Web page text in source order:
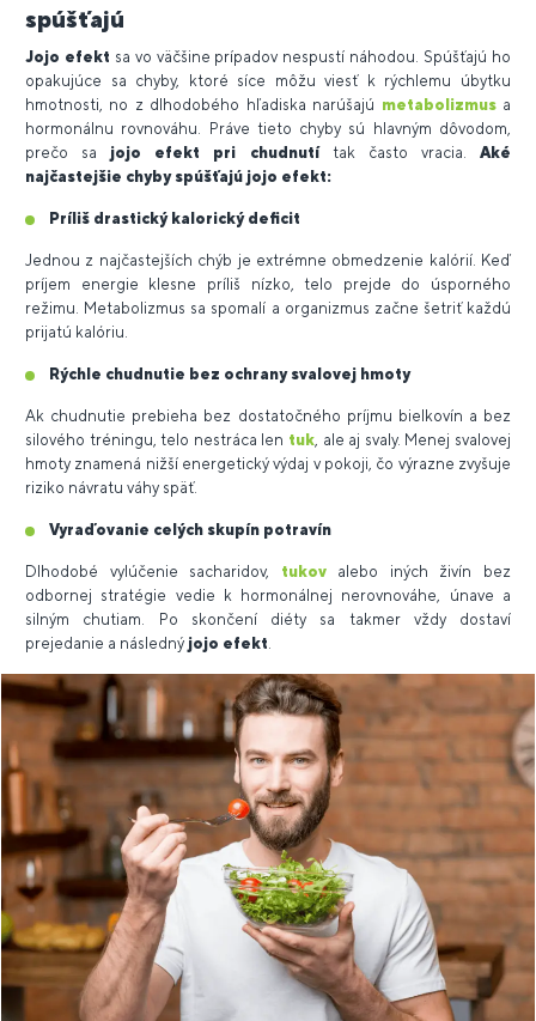
spúšťajú
Jojo efekt sa vo väčšine prípadov nespustí náhodou. Spúšťajú ho
opakujúce sa chyby, ktoré síce môžu viesť k rýchlemu úbytku
hmotnosti, no z dlhodobého hľadiska narúšajú metabolizmusa
hormonálnu rovnováhu. Práve tieto chyby sú hlavným dôvodom,
prečo sa jojo efekt pri chudnutítak často vracia.Aké
najčastejšie chyby spúšťajú jojo efekt:
Príliš drastický kalorický deficit
Jednou z najčastejších chýb je extrémne obmedzenie kalórií. Keď
príjem energie klesne príliš nízko, telo prejde do úsporného
režimu. Metabolizmus sa spomalí a organizmus začne šetriť každú
prijatú kalóriu.
Rýchle chudnutie bez ochrany svalovej hmoty
Ak chudnutie prebieha bez dostatočného príjmu bielkovín a bez
silového tréningu, telo nestráca len tuk , ale aj svaly. Menej svalovej
hmoty znamená nižší energetický výdaj v pokoji, čo výrazne zvyšuje
riziko návratu váhy späť.
Vyraďovanie celých skupín potravín
Dlhodobé vylúčenie sacharidov, tukovalebo iných živín bez
odbornej stratégie vedie k hormonálnej nerovnováhe, únave a
silným chutiam. Po skončení diéty sa takmer vždy dostaví
prejedanie a následný jojo efekt